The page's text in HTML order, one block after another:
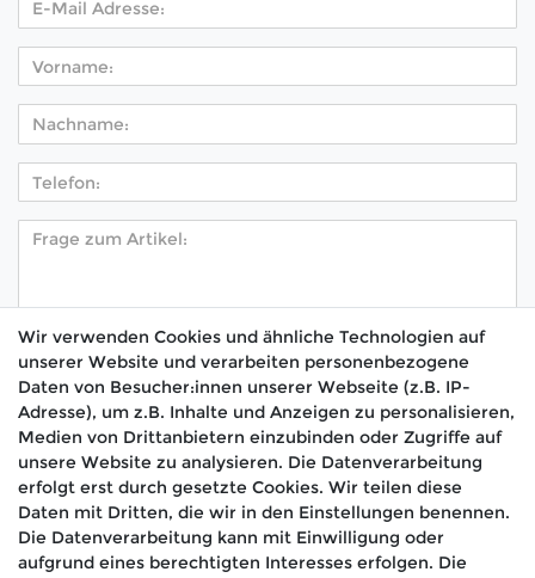
Hiermit bestätige ich, dass ich dieDaten­schutz­
erklärung gelesen habe. *
Absenden
Wir verwenden Cookies und ähnliche Technologien auf
unserer Website und verarbeiten personenbezogene
Daten von Besucher:innen unserer Webseite (z.B. IP-
Adresse), um z.B. Inhalte und Anzeigen zu personalisieren,
Medien von Drittanbietern einzubinden oder Zugriffe auf
unsere Website zu analysieren. Die Datenverarbeitung
erfolgt erst durch gesetzte Cookies. Wir teilen diese
Daten mit Dritten, die wir in den Einstellungen benennen.
Die Datenverarbeitung kann mit Einwilligung oder
aufgrund eines berechtigten Interesses erfolgen. Die